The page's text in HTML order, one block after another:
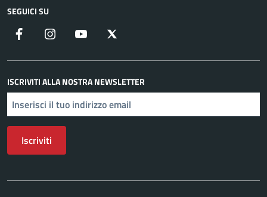
SEGUICI SU
Facebook Instagram YouTube
ISCRIVITI ALLA NOSTRA NEWSLETTER